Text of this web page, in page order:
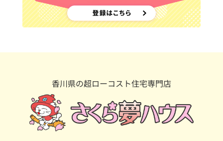
香川県の超ローコスト住宅専門店